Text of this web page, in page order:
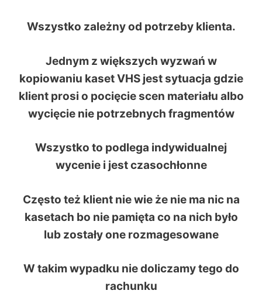
Wszystko zależny od potrzeby klienta.
Jednym z większych wyzwań w
kopiowaniu kaset VHS jest sytuacja gdzie
klient prosi o pocięcie scen materiału albo
wycięcie nie potrzebnych fragmentów
Wszystko to podlega indywidualnej
wycenie i jest czasochłonne
Często też klient nie wie że nie ma nic na
kasetach bo nie pamięta co na nich było
lub zostały one rozmagesowane
W takim wypadku nie doliczamy tego do
rachunku